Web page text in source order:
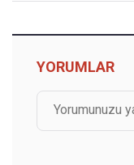
YORUMLAR